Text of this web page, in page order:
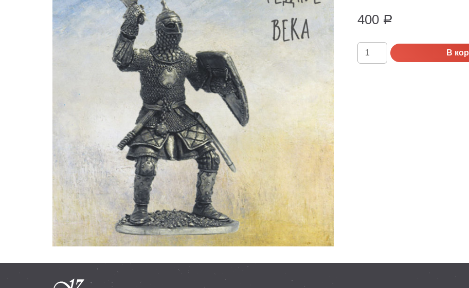
400 Р
Количество
Русский
В